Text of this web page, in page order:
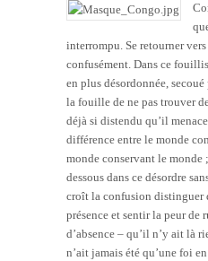
interrompu. Se retourner
confusément. Dans ce
en plus désordonnée,
la fouille de ne pas trouver
déjà si distendu qu’il
différence entre le monde
monde conservant le monde
dessous dans ce désordre
croît la confusion distinguer
présence et sentir la peur de
d’absence – qu’il n’y ait là
n’ait jamais été qu’une foi